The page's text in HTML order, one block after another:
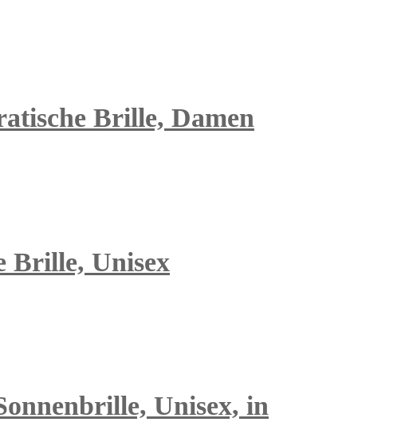
Brille, Damen
Brille, Unisex
Unisex, in